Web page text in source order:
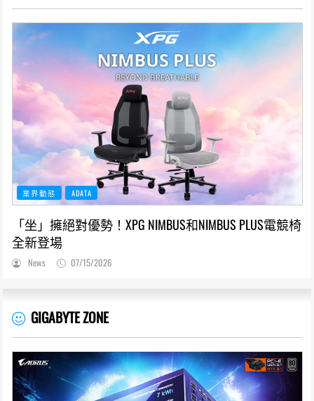
業界動態 ADATA
「坐」擁絕對優勢！XPG NIMBUS和NIMBUS PLUS電競椅
全新登場
News 07/15/2026
GIGABYTE ZONE